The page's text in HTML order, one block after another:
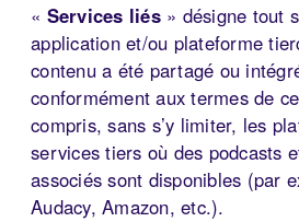
« Services liés» désigne tout
application et/ou plateforme
contenu a été partagé ou
conformément aux termes de
compris, sans s’y limiter, les
services tiers où des podcasts
associés sont disponibles (par
Audacy, Amazon, etc.).